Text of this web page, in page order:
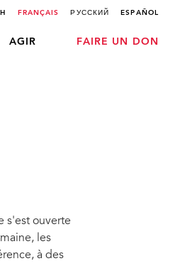
FRANÇAIS РУССКИЙ ESPAÑOL
AGIR FAIRE UN DON
s'est ouverte
les
à des